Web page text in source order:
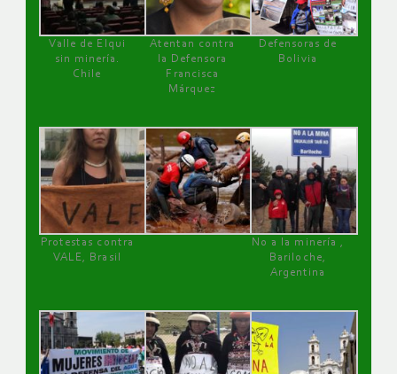
Valle de Elqui
sin minería.
Chile
Atentan contra
la Defensora
Francisca
Márquez
Defensoras de
Bolivia
Protestas contra
VALE, Brasil
No a la minería ,
Bariloche,
Argentina